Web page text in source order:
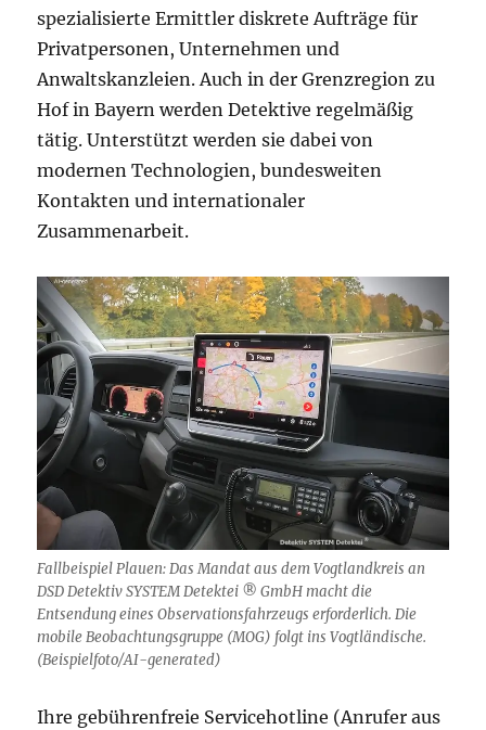
spezialisierte Ermittler diskrete Aufträge für
Privatpersonen, Unternehmen und
Anwaltskanzleien. Auch in der Grenzregion zu
Hof in Bayern werden Detektive regelmäßig
tätig. Unterstützt werden sie dabei von
modernen Technologien, bundesweiten
Kontakten und internationaler
Zusammenarbeit.
Fallbeispiel Plauen: Das Mandat aus dem Vogtlandkreis an
DSD Detektiv SYSTEM Detektei ® GmbH macht die
Entsendung eines Observationsfahrzeugs erforderlich. Die
mobile Beobachtungsgruppe (MOG) folgt ins Vogtländische.
(Beispielfoto/AI-generated)
Ihre gebührenfreie Servicehotline (Anrufer aus